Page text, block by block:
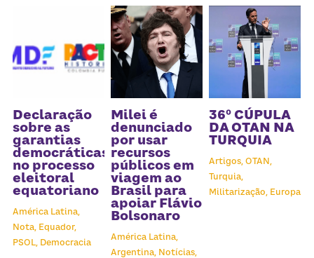
Declaração
sobre as
garantias
democráticas
no processo
eleitoral
equatoriano
América Latina,
Nota, Equador,
PSOL, Democracia
Milei é
denunciado
por usar
recursos
públicos em
viagem ao
Brasil para
apoiar Flávio
Bolsonaro
América Latina,
Argentina, Notícias,
36º CÚPULA
DA OTAN NA
TURQUIA
Artigos, OTAN,
Turquia,
Militarização, Europa